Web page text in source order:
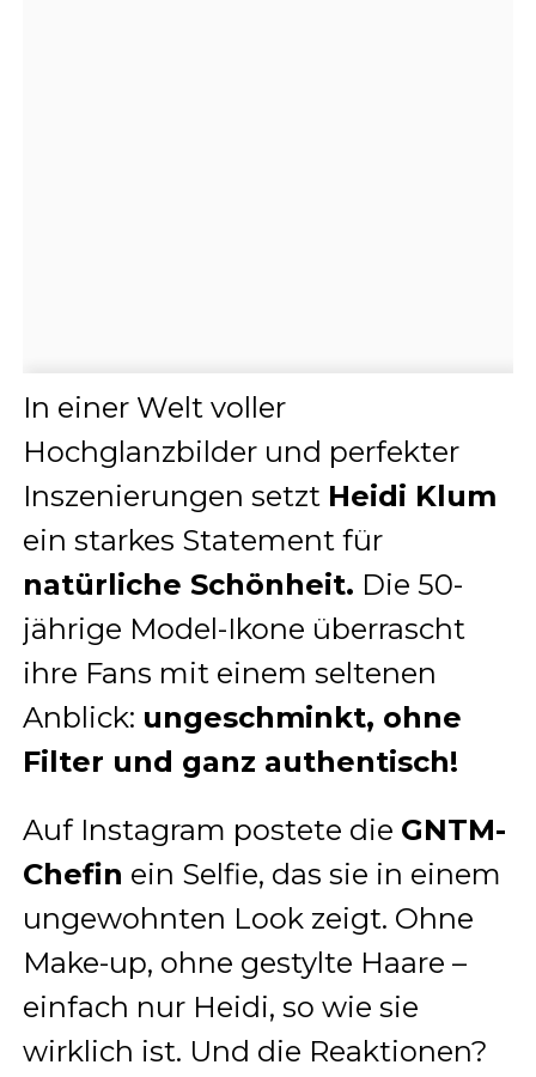
In einer Welt voller
Hochglanzbilder und perfekter
Inszenierungen setzt Heidi Klum
ein starkes Statement für
natürliche Schönheit. Die 50-
jährige Model-Ikone überrascht
ihre Fans mit einem seltenen
Anblick: ungeschminkt, ohne
Filter und ganz authentisch!
Auf Instagram postete die GNTM-
Chefin ein Selfie, das sie in einem
ungewohnten Look zeigt. Ohne
Make-up, ohne gestylte Haare –
einfach nur Heidi, so wie sie
wirklich ist. Und die Reaktionen?